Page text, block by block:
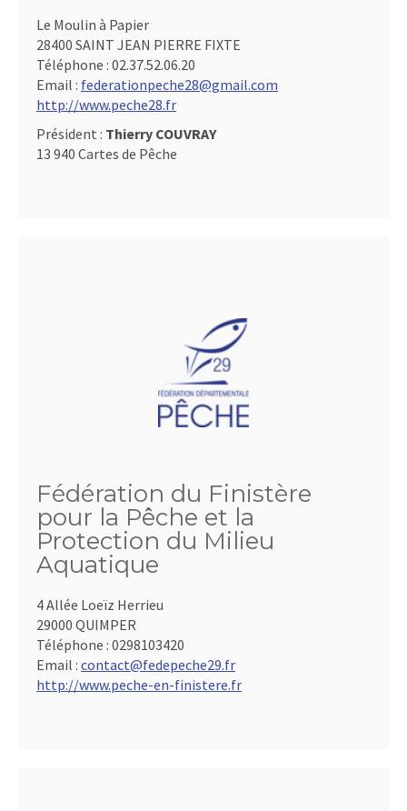
Le Moulin à Papier
28400 SAINT JEAN PIERRE FIXTE
Téléphone : 02.37.52.06.20
Email : federationpeche28@gmail.com
http://www.peche28.fr
Président : Thierry COUVRAY
13 940 Cartes de Pêche
Fédération du Finistère
pour la Pêche et la
Protection du Milieu
Aquatique
4 Allée Loeïz Herrieu
29000 QUIMPER
Téléphone : 0298103420
Email : contact@fedepeche29.fr
http://www.peche-en-finistere.fr